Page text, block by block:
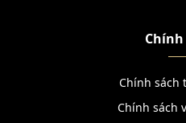
Chính
Chính sách
Chính sách